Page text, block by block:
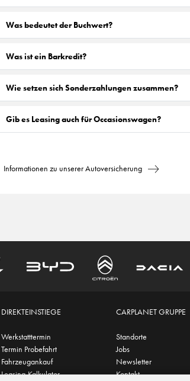
Was bedeutet der Buchwert?
Was ist ein Barkredit?
Wie setzen sich Sonderzahlungen zusammen?
Gib es Leasing auch für Occasionswagen?
Informationen zu unserer Autoversicherung
DIREKTEINSTIEGE
Werkstatttermin
Termin Probefahrt
Fahrzeugankauf
Leasing-Kalkulator
CARPLANET GRUPPE
Standorte
Jobs
Newsletter
Kontakt